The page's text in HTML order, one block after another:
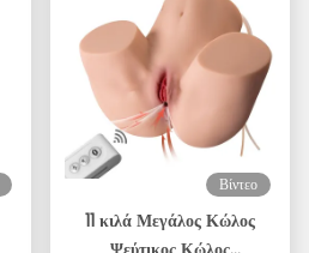
Βίντεο
11 κιλά Μεγάλος Κώλος